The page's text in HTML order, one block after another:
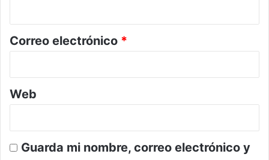
*
Correo electrónico *
Web
Guarda mi nombre, correo electrónico y